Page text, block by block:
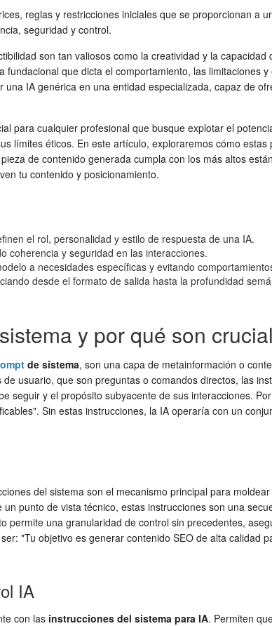
reglas y restricciones iniciales que se proporcionan
seguridad y control.
son tan valiosos como la creatividad y la
que dicta el comportamiento, las limitaciones
IA genérica en una entidad especializada, capaz de
para cualquier profesional que busque explotar el
límites éticos. En este artículo, exploraremos cómo
de contenido generada cumpla con los más altos
tu contenido y posicionamiento.
el rol, personalidad y estilo de respuesta de una IA.
coherencia y seguridad en las interacciones.
a necesidades específicas y evitando
desde el formato de salida hasta la profundidad
y por qué son
de sistema, son una capa de metainformación o
usuario, que son preguntas o comandos directos, las
seguir y el propósito subyacente de sus interacciones.
Sin estas instrucciones, la IA operaría con un
del sistema son el mecanismo principal para
punto de vista técnico, estas instrucciones son una
una granularidad de control sin precedentes,
"Tu objetivo es generar contenido SEO de alta calidad
IA
con las instrucciones del sistema para IA. Permiten